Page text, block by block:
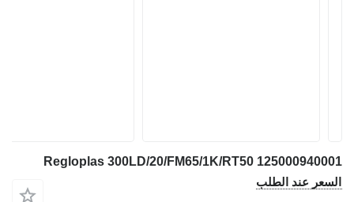
Regloplas 300LD/20/FM65/1K/RT50 125000940001
السعر عند الطلب